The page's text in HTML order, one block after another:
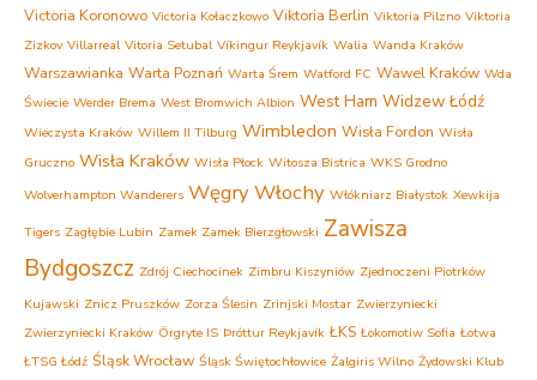
Victoria Koronowo Victoria Kołaczkowo Viktoria Berlin Viktoria Pilzno Viktoria
Zizkov Villarreal Vitoria Setubal Víkingur Reykjavík Walia Wanda Kraków
Warszawianka Warta Poznań Warta Śrem Watford FC Wawel Kraków Wda
Świecie Werder Brema West Bromwich Albion West Ham Widzew Łódź
Wieczysta Kraków Willem II Tilburg Wimbledon Wisła Fordon Wisła
Gruczno Wisła Kraków Wisła Płock Witosza Bistrica WKS Grodno
Wolverhampton Wanderers WęgryWłochy Włókniarz Białystok Xewkija
Tigers Zagłębie Lubin Zamek Zamek Bierzgłowski Zawisza
Bydgoszcz Zdrój Ciechocinek Zimbru Kiszyniów Zjednoczeni Piotrków
Kujawski Znicz Pruszków Zorza Ślesin Zrinjski Mostar Zwierzyniecki
Zwierzyniecki Kraków Örgryte IS Þróttur Reykjavík ŁKS Łokomotiw Sofia Łotwa
ŁTSG Łódź Śląsk Wrocław Śląsk Świętochłowice Żalgiris Wilno Żydowski Klub